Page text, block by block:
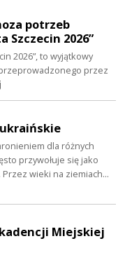
potrzeb
Szczecin 2026”
2026”, to wyjątkowy
przez
dla różnych
przywołuje się jako
wieki na ziemiach…
Miejskiej